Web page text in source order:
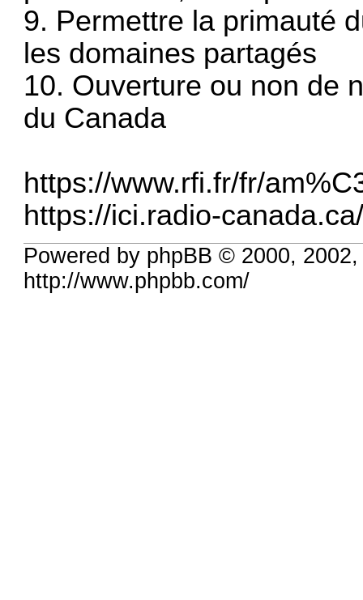
9. Permettre la primauté
les domaines partagés
10. Ouverture ou non de
du Canada
https://www.rfi.fr/fr/
https://ici.radio-
Powered by phpBB © 2000,
http://www.phpbb.com/